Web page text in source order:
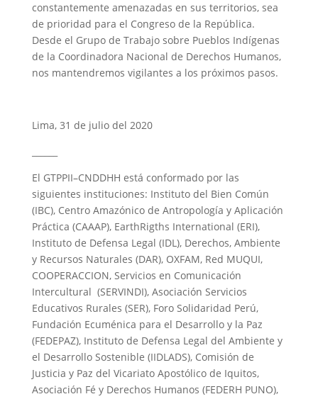
constantemente amenazadas en sus territorios, sea
de prioridad para el Congreso de la República.
Desde el Grupo de Trabajo sobre Pueblos Indígenas
de la Coordinadora Nacional de Derechos Humanos,
nos mantendremos vigilantes a los próximos pasos.
Lima, 31 de julio del 2020
El GTPPII–CNDDHH está conformado por las
siguientes instituciones: Instituto del Bien Común
(IBC), Centro Amazónico de Antropología y Aplicación
Práctica (CAAAP), EarthRigths International (ERI),
Instituto de Defensa Legal (IDL), Derechos, Ambiente
y Recursos Naturales (DAR), OXFAM, Red MUQUI,
COOPERACCION, Servicios en Comunicación
Intercultural (SERVINDI), Asociación Servicios
Educativos Rurales (SER), Foro Solidaridad Perú,
Fundación Ecuménica para el Desarrollo y la Paz
(FEDEPAZ), Instituto de Defensa Legal del Ambiente y
el Desarrollo Sostenible (IIDLADS), Comisión de
Justicia y Paz del Vicariato Apostólico de Iquitos,
Asociación Fé y Derechos Humanos (FEDERH PUNO),